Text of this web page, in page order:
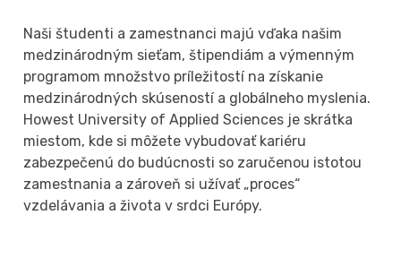
Naši študenti a zamestnanci majú vďaka našim
medzinárodným sieťam, štipendiám a výmenným
programom množstvo príležitostí na získanie
medzinárodných skúseností a globálneho myslenia.
Howest University of Applied Sciences je skrátka
miestom, kde si môžete vybudovať kariéru
zabezpečenú do budúcnosti so zaručenou istotou
zamestnania a zároveň si užívať „proces“
vzdelávania a života v srdci Európy.